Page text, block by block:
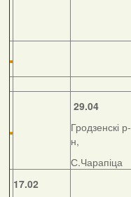
29.04
Гродзенскі р-
н,
С.Чарапіца
17.02